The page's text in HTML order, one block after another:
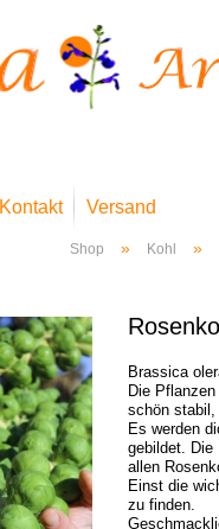
Kontakt Versand
Shop » Kohl »
Brassica
Die
schön
Es werden
gebildet. Die
allen
Einst die
zu finden.